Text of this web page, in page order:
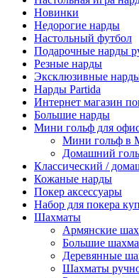
Новинки
Недорогие нарды
Настольный футбол
Подарочные нарды
Резные нарды
Эксклюзивные
Нарды Partida
Интернет магазин
Большие нарды
Мини гольф для
Мини гольф в
Домашний
Классический /
Кожаные нарды
Покер аксессуары
Набор для покера
Шахматы
Армянские
Большие
Деревянные
Шахматы